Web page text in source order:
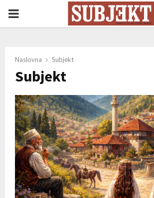
PRIMARY
Naslovna Subjekt
Subjekt